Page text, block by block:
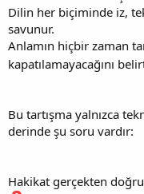
Dilin her biçiminde iz,
savunur.
Anlamın hiçbir zaman
kapatılamayacağını
Bu tartışma yalnızca
derinde şu soru vardır:
Hakikat gerçekten